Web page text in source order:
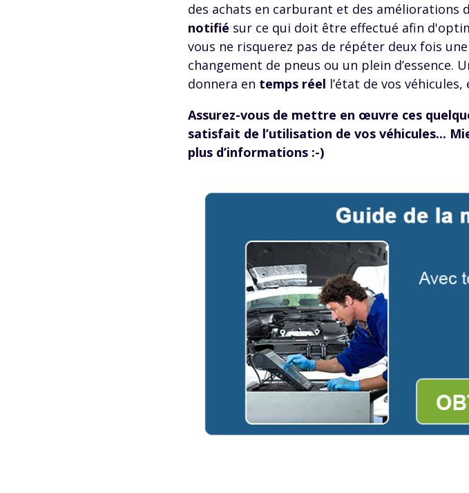
des achats en carburant et des améliorations
notifié sur ce qui doit être effectué afin
vous ne risquerez pas de répéter deux fois
changement de pneus ou un plein d’essence.
donnera en temps réel l’état de vos
Assurez-vous de mettre en œuvre ces
satisfait de l’utilisation de vos véhicules...
plus d’informations :-)